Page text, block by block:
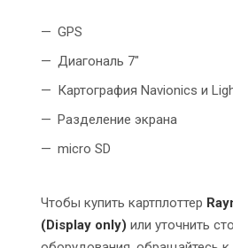
GPS
Диагональ 7"
Картография Navionics и
Разделение экрана
micro SD
Чтобы купить картплоттер
(Display only) или уточнить